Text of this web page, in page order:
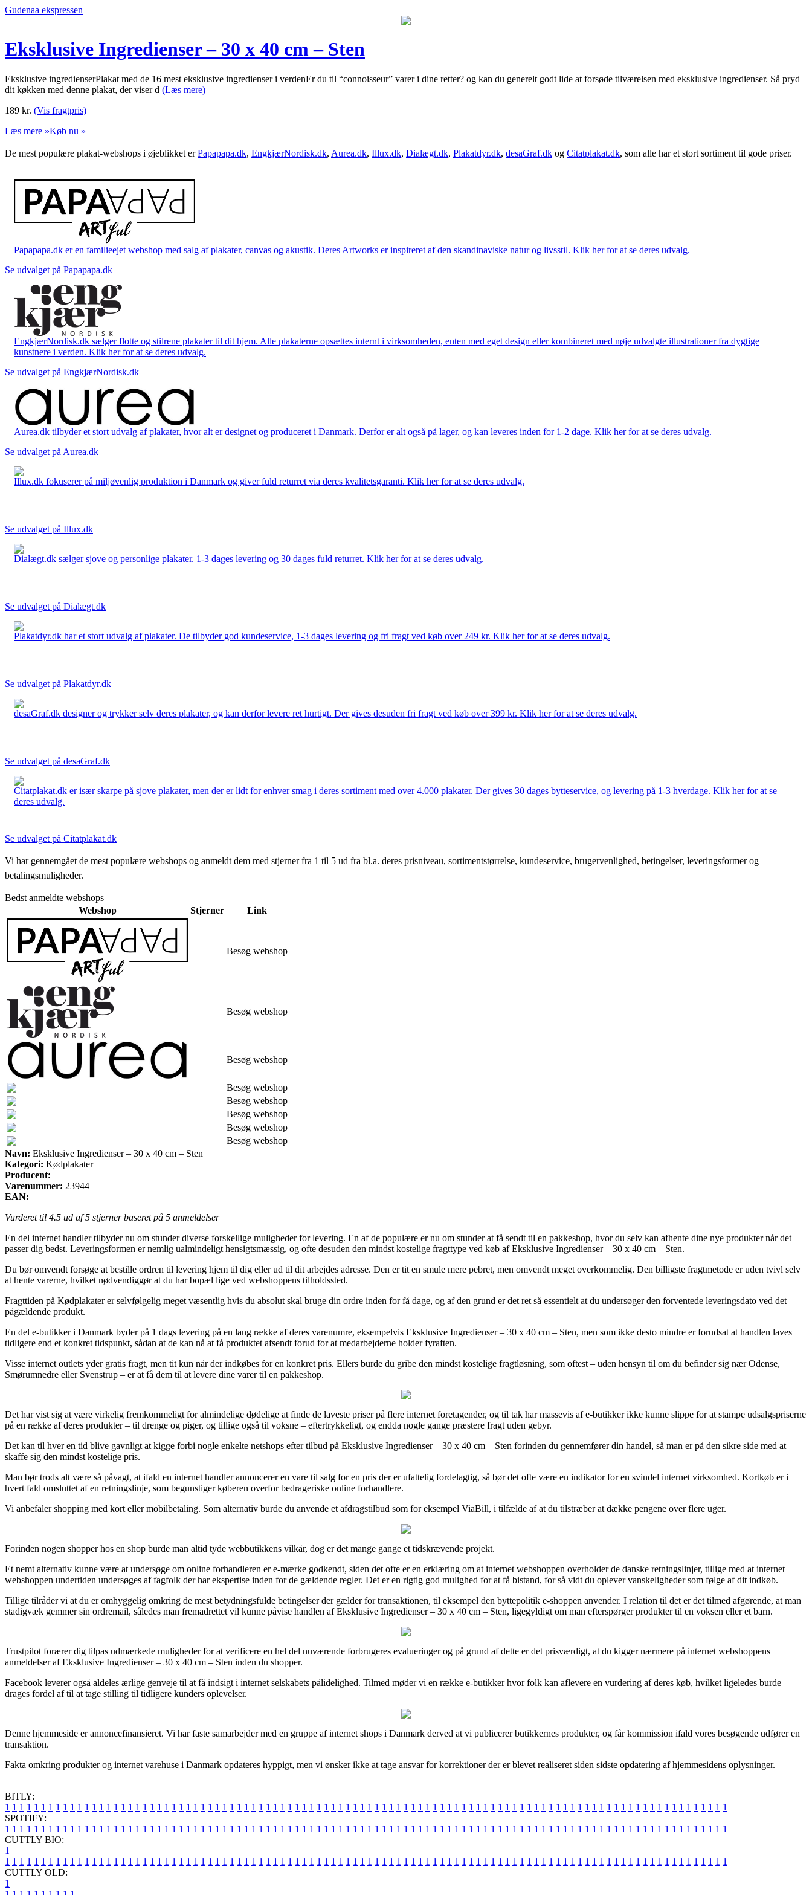
Gudenaa ekspressen
Eksklusive Ingredienser – 30 x 40 cm – Sten
Eksklusive ingredienserPlakat med de 16 mest eksklusive ingredienser i verdenEr du til “connoisseur” varer i dine retter? og kan du generelt godt lide at forsøde tilværelsen med eksklusive ingredienser. Så pryd
dit køkken med denne plakat, der viser d (Læs mere)
189 kr. (Vis fragtpris)
Læs mere »Køb nu »
De mest populære plakat-webshops i øjeblikket erPapapapa.dk, EngkjærNordisk.dk, Aurea.dk, Illux.dk, Dialægt.dk, Plakatdyr.dk, desaGraf.dk og Citatplakat.dk, som alle har et stort sortiment til gode priser.
Papapapa.dk er en familieejet webshop med salg af plakater, canvas og akustik. Deres Artworks er inspireret af den skandinaviske natur og livsstil. Klik her for at se deres udvalg.
Se udvalget på Papapapa.dk
EngkjærNordisk.dk sælger flotte og stilrene plakater til dit hjem. Alle plakaterne opsættes internt i virksomheden, enten med eget design eller kombineret med nøje udvalgte illustrationer fra dygtige
kunstnere i verden. Klik her for at se deres udvalg.
Se udvalget på EngkjærNordisk.dk
Aurea.dk tilbyder et stort udvalg af plakater, hvor alt er designet og produceret i Danmark. Derfor er alt også på lager, og kan leveres inden for 1-2 dage. Klik her for at se deres udvalg.
Se udvalget på Aurea.dk
Illux.dk fokuserer på miljøvenlig produktion i Danmark og giver fuld returret via deres kvalitetsgaranti. Klik her for at se deres udvalg.
Se udvalget på Illux.dk
Dialægt.dk sælger sjove og personlige plakater. 1-3 dages levering og 30 dages fuld returret. Klik her for at se deres udvalg.
Se udvalget på Dialægt.dk
Plakatdyr.dk har et stort udvalg af plakater. De tilbyder god kundeservice, 1-3 dages levering og fri fragt ved køb over 249 kr. Klik her for at se deres udvalg.
Se udvalget på Plakatdyr.dk
desaGraf.dk designer og trykker selv deres plakater, og kan derfor levere ret hurtigt. Der gives desuden fri fragt ved køb over 399 kr. Klik her for at se deres udvalg.
Se udvalget på desaGraf.dk
Citatplakat.dk er især skarpe på sjove plakater, men der er lidt for enhver smag i deres sortiment med over 4.000 plakater. Der gives 30 dages bytteservice, og levering på 1-3 hverdage. Klik her for at se
deres udvalg.
Se udvalget på Citatplakat.dk
Vi har gennemgået de mest populære webshops og anmeldt dem med stjerner fra 1 til 5 ud fra bl.a. deres prisniveau, sortimentstørrelse, kundeservice, brugervenlighed, betingelser, leveringsformer og
betalingsmuligheder.
Bedst anmeldte webshops
Webshop
Stjerner Link
Besøg webshop
Besøg webshop
Besøg webshop
Besøg webshop
Besøg webshop
Besøg webshop
Besøg webshop
Besøg webshop
Navn: Eksklusive Ingredienser – 30 x 40 cm – Sten
Kategori: Kødplakater
Producent:
Varenummer: 23944
EAN:
Vurderet til 4.5 ud af 5 stjerner baseret på 5 anmeldelser
En del internet handler tilbyder nu om stunder diverse forskellige muligheder for levering. En af de populære er nu om stunder at få sendt til en pakkeshop, hvor du selv kan afhente dine nye produkter når det
passer dig bedst. Leveringsformen er nemlig ualmindeligt hensigtsmæssig, og ofte desuden den mindst kostelige fragttype ved køb af Eksklusive Ingredienser – 30 x 40 cm – Sten.
Du bør omvendt forsøge at bestille ordren til levering hjem til dig eller ud til dit arbejdes adresse. Den er tit en smule mere pebret, men omvendt meget overkommelig. Den billigste fragtmetode er uden tvivl selv
at hente varerne, hvilket nødvendiggør at du har bopæl lige ved webshoppens tilholdssted.
Fragttiden på Kødplakater er selvfølgelig meget væsentlig hvis du absolut skal bruge din ordre inden for få dage, og af den grund er det ret så essentielt at du undersøger den forventede leveringsdato ved det
pågældende produkt.
En del e-butikker i Danmark byder på 1 dags levering på en lang række af deres varenumre, eksempelvis Eksklusive Ingredienser – 30 x 40 cm – Sten, men som ikke desto mindre er forudsat at handlen laves
tidligere end et konkret tidspunkt, sådan at de kan nå at få produktet afsendt forud for at medarbejderne holder fyraften.
Visse internet outlets yder gratis fragt, men tit kun når der indkøbes for en konkret pris. Ellers burde du gribe den mindst kostelige fragtløsning, som oftest – uden hensyn til om du befinder sig nær Odense,
Smørumnedre eller Svenstrup – er at få dem til at levere dine varer til en pakkeshop.
Det har vist sig at være virkelig fremkommeligt for almindelige dødelige at finde de laveste priser på flere internet foretagender, og til tak har massevis af e-butikker ikke kunne slippe for at stampe udsalgspriserne
på en række af deres produkter – til drenge og piger, og tillige også til voksne – eftertrykkeligt, og endda nogle gange præstere fragt uden gebyr.
Det kan til hver en tid blive gavnligt at kigge forbi nogle enkelte netshops efter tilbud på Eksklusive Ingredienser – 30 x 40 cm – Sten forinden du gennemfører din handel, så man er på den sikre side med at
skaffe sig den mindst kostelige pris.
Man bør trods alt være så påvagt, at ifald en internet handler annoncerer en vare til salg for en pris der er ufattelig fordelagtig, så bør det ofte være en indikator for en svindel internet virksomhed. Kortkøb er i
hvert fald omsluttet af en retningslinje, som begunstiger køberen overfor bedrageriske online forhandlere.
Vi anbefaler shopping med kort eller mobilbetaling. Som alternativ burde du anvende et afdragstilbud som for eksempel ViaBill, i tilfælde af at du tilstræber at dække pengene over flere uger.
Forinden nogen shopper hos en shop burde man altid tyde webbutikkens vilkår, dog er det mange gange et tidskrævende projekt.
Et nemt alternativ kunne være at undersøge om online forhandleren er e-mærke godkendt, siden det ofte er en erklæring om at internet webshoppen overholder de danske retningslinjer, tillige med at internet
webshoppen undertiden undersøges af fagfolk der har ekspertise inden for de gældende regler. Det er en rigtig god mulighed for at få bistand, for så vidt du oplever vanskeligheder som følge af dit indkøb.
Tillige tilråder vi at du er omhyggelig omkring de mest betydningsfulde betingelser der gælder for transaktionen, til eksempel den byttepolitik e-shoppen anvender. I relation til det er det tilmed afgørende, at man
stadigvæk gemmer sin ordremail, således man fremadrettet vil kunne påvise handlen af Eksklusive Ingredienser – 30 x 40 cm – Sten, ligegyldigt om man efterspørger produkter til en voksen eller et barn.
Trustpilot forærer dig tilpas udmærkede muligheder for at verificere en hel del nuværende forbrugeres evalueringer og på grund af dette er det prisværdigt, at du kigger nærmere på internet webshoppens
anmeldelser af Eksklusive Ingredienser – 30 x 40 cm – Sten inden du shopper.
Facebook leverer også aldeles ærlige genveje til at få indsigt i internet selskabets pålidelighed. Tilmed møder vi en række e-butikker hvor folk kan aflevere en vurdering af deres køb, hvilket ligeledes burde
drages fordel af til at tage stilling til tidligere kunders oplevelser.
Denne hjemmeside er annoncefinansieret. Vi har faste samarbejder med en gruppe af internet shops i Danmark derved at vi publicerer butikkernes produkter, og får kommission ifald vores besøgende udfører en
transaktion.
Fakta omkring produkter og internet varehuse i Danmark opdateres hyppigt, men vi ønsker ikke at tage ansvar for korrektioner der er blevet realiseret siden sidste opdatering af hjemmesidens oplysninger.
BITLY:
1 1 1 1 1 1 1 1 1 1 1 1 1 1 1 1 1 1 1 1 1 1 1 1 1 1 1 1 1 1 1 1 1 1 1 1 1 1 1 1 1 1 1 1 1 1 1 1 1 1 1 1 1 1 1 1 1 1 1 1 1 1 1 1 1 1 1 1 1 1 1 1 1 1 1 1 1 1 1 1 1 1 1 1 1 1 1 1 1 1 1 1 1 1 1 1 1 1 1 1
SPOTIFY:
1 1 1 1 1 1 1 1 1 1 1 1 1 1 1 1 1 1 1 1 1 1 1 1 1 1 1 1 1 1 1 1 1 1 1 1 1 1 1 1 1 1 1 1 1 1 1 1 1 1 1 1 1 1 1 1 1 1 1 1 1 1 1 1 1 1 1 1 1 1 1 1 1 1 1 1 1 1 1 1 1 1 1 1 1 1 1 1 1 1 1 1 1 1 1 1 1 1 1 1
CUTTLY BIO:
1
1 1 1 1 1 1 1 1 1 1 1 1 1 1 1 1 1 1 1 1 1 1 1 1 1 1 1 1 1 1 1 1 1 1 1 1 1 1 1 1 1 1 1 1 1 1 1 1 1 1 1 1 1 1 1 1 1 1 1 1 1 1 1 1 1 1 1 1 1 1 1 1 1 1 1 1 1 1 1 1 1 1 1 1 1 1 1 1 1 1 1 1 1 1 1 1 1 1 1 1
CUTTLY OLD:
1